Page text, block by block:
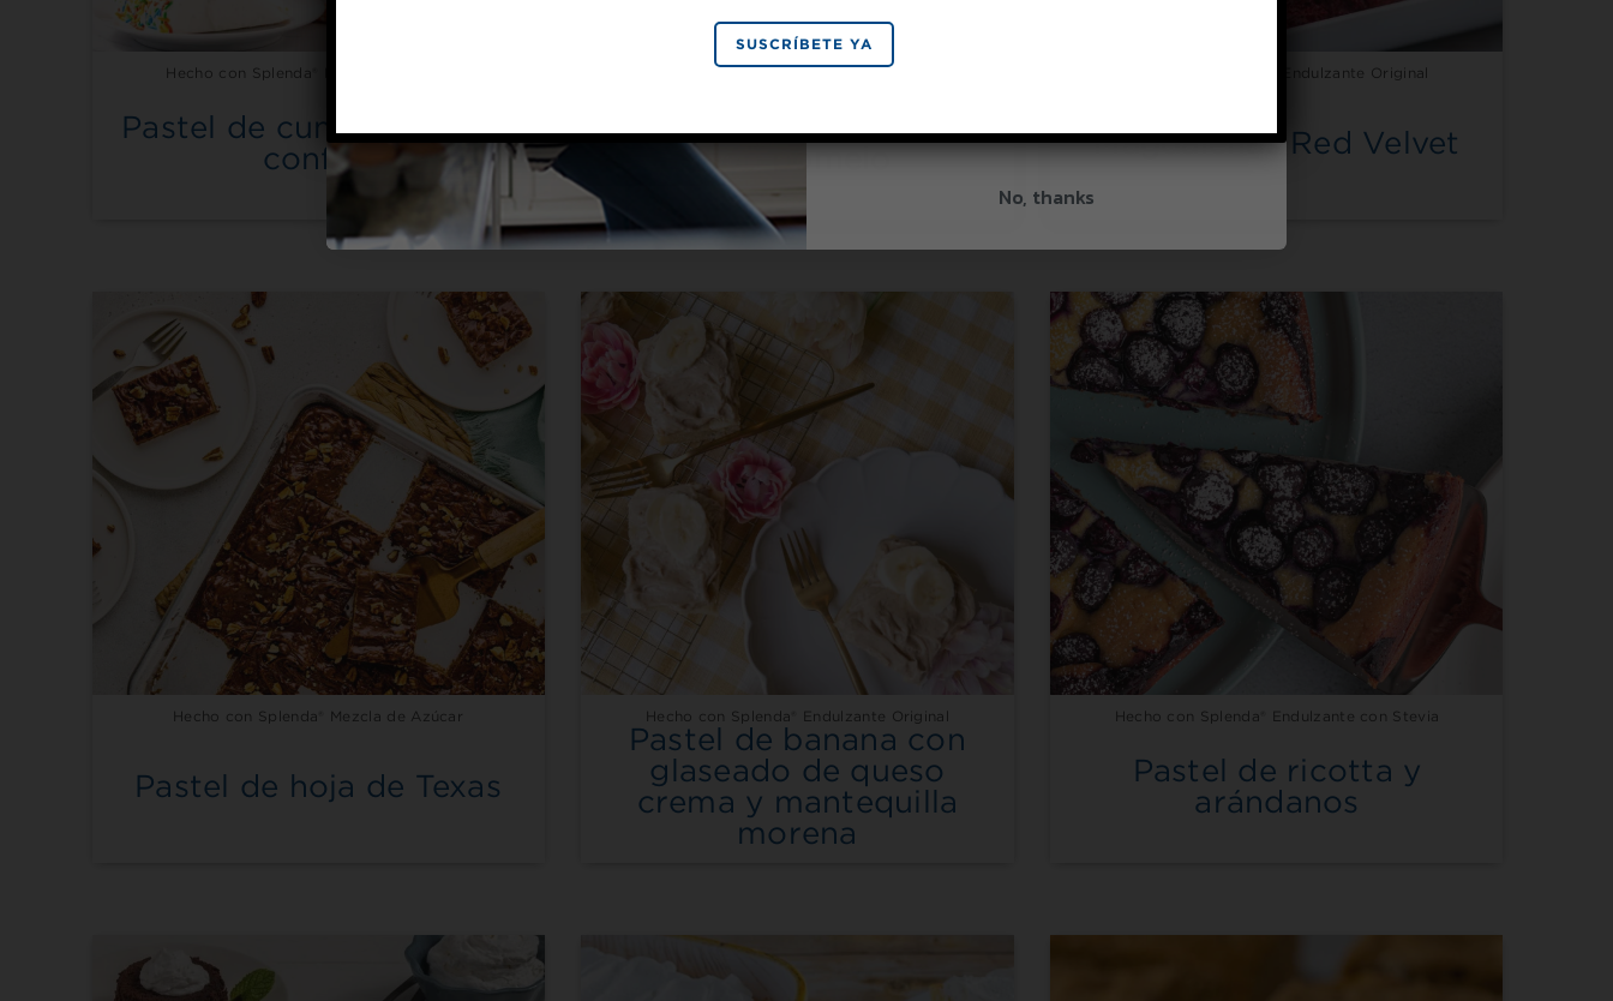
Hecho con Splenda® Endulzante Original
Pastel de cumpleaños de
confeti
Hecho con Splenda® Endulzante Original
Pastel de aceite de oliva
con pomelo
Hecho con Splenda® Endulzante Original
Magdalenas Red Velvet
Hecho con Splenda® Mezcla de Azúcar
Pastel de hoja de Texas
Hecho con Splenda® Endulzante Original
Pastel de banana con
glaseado de queso
crema y mantequilla
morena
Hecho con Splenda® Endulzante con Stevia
Pastel de ricotta y
arándanos
SUSCRÍBETE YA
No, thanks